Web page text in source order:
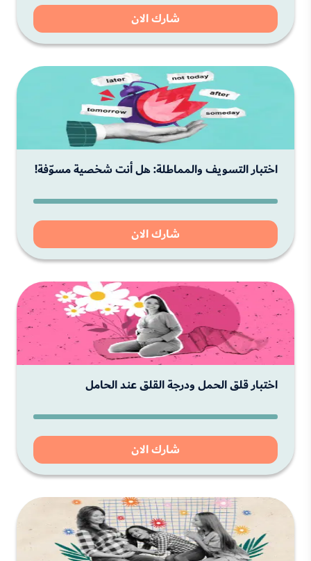
شارك الان
اختبار التسويف والمماطلة: هل أنت شخصية مسوّفة!
شارك الان
اختبار قلق الحمل ودرجة القلق عند الحامل
شارك الان